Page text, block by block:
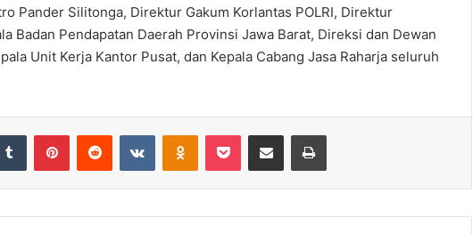
Pander Silitonga, Direktur Gakum Korlantas POLRI, Direktur
Badan Pendapatan Daerah Provinsi Jawa Barat, Direksi dan Dewan
Unit Kerja Kantor Pusat, dan Kepala Cabang Jasa Raharja seluruh
Tumblr PinterestReddit VKontakteOdnoklassniki
Pocket Share via Email Print